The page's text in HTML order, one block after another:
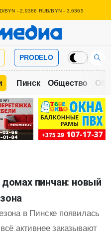
BYN - 2.9386 RUB/BYN - 3.6365
PRODELO
Пинск Общество
пинчан: новый
в Пинске появилась
активнее заказывают